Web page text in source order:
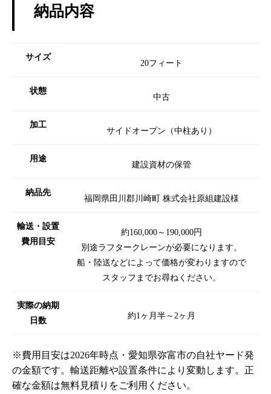
納品内容
サイズ
20フィート
状態
中古
加工
サイドオープン（中柱あり）
用途
建設資材の保管
納品先
福岡県田川郡川崎町 株式会社原組建設様
輸送・設置
費用目安
約160,000～190,000円
別途ラフタークレーンが必要になります。
船・陸送などによって価格が変わりますので
スタッフまでお尋ねください。
実際の納期
日数
約1ヶ月半～2ヶ月
※費用目安は2026年時点・愛知県弥富市の自社ヤード発
の金額です。輸送距離や設置条件により変動します。正
確な金額は無料見積りをご利用ください。